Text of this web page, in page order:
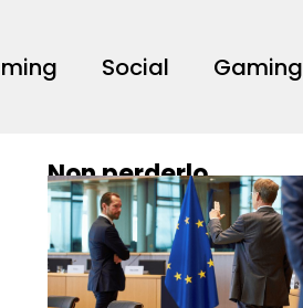
Social Gaming
Non perderlo